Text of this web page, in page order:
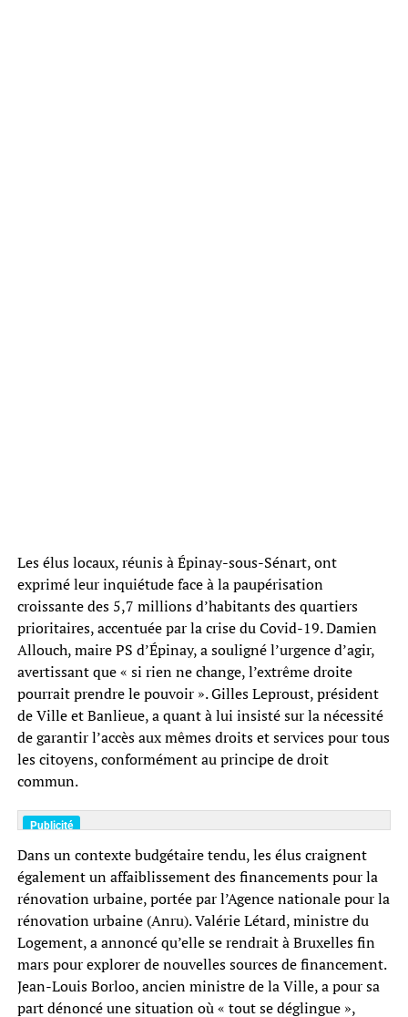
Les élus locaux, réunis à Épinay-sous-Sénart, ont
exprimé leur inquiétude face à la paupérisation
croissante des 5,7 millions d’habitants des quartiers
prioritaires, accentuée par la crise du Covid-19. Damien
Allouch, maire PS d’Épinay, a souligné l’urgence d’agir,
avertissant que « si rien ne change, l’extrême droite
pourrait prendre le pouvoir ». Gilles Leproust, président
de Ville et Banlieue, a quant à lui insisté sur la nécessité
de garantir l’accès aux mêmes droits et services pour tous
les citoyens, conformément au principe de droit
commun.
Dans un contexte budgétaire tendu, les élus craignent
également un affaiblissement des financements pour la
rénovation urbaine, portée par l’Agence nationale pour la
rénovation urbaine (Anru). Valérie Létard, ministre du
Logement, a annoncé qu’elle se rendrait à Bruxelles fin
mars pour explorer de nouvelles sources de financement.
Jean-Louis Borloo, ancien ministre de la Ville, a pour sa
part dénoncé une situation où « tout se déglingue »,